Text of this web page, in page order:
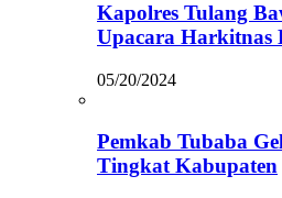
Kapolres Tulang
Upacara Harkitnas
05/20/2024
Pemkab Tubaba
Tingkat Kabupaten